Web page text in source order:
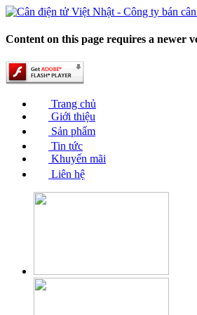
Content on this page requires a newer
Trang chủ
Giới thiệu
Sản phẩm
Tin tức
Khuyến mãi
Liên hệ